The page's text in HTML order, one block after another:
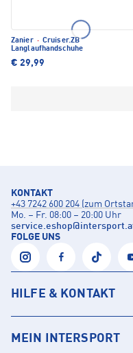
Zanier · Cruiser.ZB
Langlaufhandschuhe
€ 29,99
KONTAKT
+43 7242 600 204 (zum
Mo. – Fr. 08:00 – 20:00 Uhr
service.eshop@
FOLGE UNS
HILFE & KONTAKT
MEIN INTERSPORT